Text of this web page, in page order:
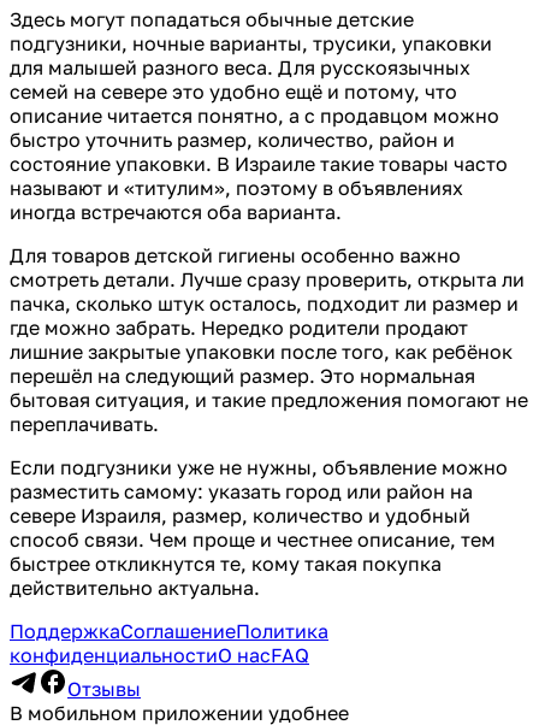
Здесь могут попадаться обычные детские
подгузники, ночные варианты, трусики, упаковки
для малышей разного веса. Для русскоязычных
семей на севере это удобно ещё и потому, что
описание читается понятно, а с продавцом можно
быстро уточнить размер, количество, район и
состояние упаковки. В Израиле такие товары часто
называют и «титулим», поэтому в объявлениях
иногда встречаются оба варианта.
Для товаров детской гигиены особенно важно
смотреть детали. Лучше сразу проверить, открыта ли
пачка, сколько штук осталось, подходит ли размер и
где можно забрать. Нередко родители продают
лишние закрытые упаковки после того, как ребёнок
перешёл на следующий размер. Это нормальная
бытовая ситуация, и такие предложения помогают не
переплачивать.
Если подгузники уже не нужны, объявление можно
разместить самому: указать город или район на
севере Израиля, размер, количество и удобный
способ связи. Чем проще и честнее описание, тем
быстрее откликнутся те, кому такая покупка
действительно актуальна.
ПоддержкаСоглашениеПолитика
конфиденциальностиО насFAQ
Отзывы
В мобильном приложении удобнее